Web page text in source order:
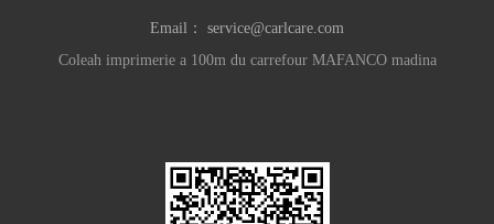
Email： service@carlcare.com
Coleah imprimerie a 100m du carrefour MAFANCO madina